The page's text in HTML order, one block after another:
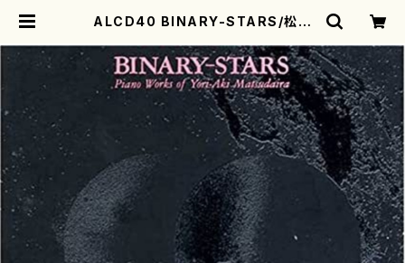
ALCD40 BINARY-STARS/松平
D) | motherearth